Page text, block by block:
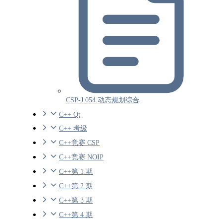
CSP-J 054 动态规划综合
C++ Qt
C++ 考级
C++竞赛 CSP
C++竞赛 NOIP
C++第 1 期
C++第 2 期
C++第 3 期
C++第 4 期